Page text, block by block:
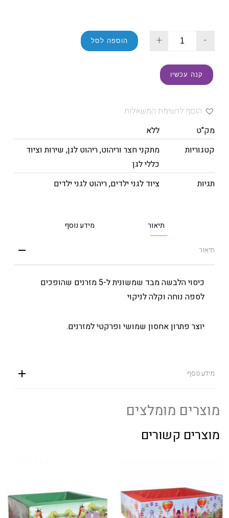
-
+ הוספה לסל
קנה עכשיו
הוסף לרשימת המשאלות
מק"ט
ללא
קטגוריות
מתקני חצר וריהוט,ריהוט לגן, שירות וציוד
כללי לגן
תגיות
ציוד לגני ילדים,ריהוט לגני ילדים
תיאור מידע נוסף
תיאור
כיסוי הלבשה מבד שמשונית ל-5 מזרנים שהופכים
לספה נוחה וקלה לניקוי
יוצר פתרון אחסון שמושי ופרקטי למזרנים.
מידע נוסף
מוצרים מומלצים
מוצרים קשורים